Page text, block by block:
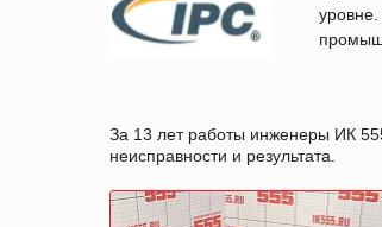
За 13 лет работы инженеры ИК
неисправности и результата.